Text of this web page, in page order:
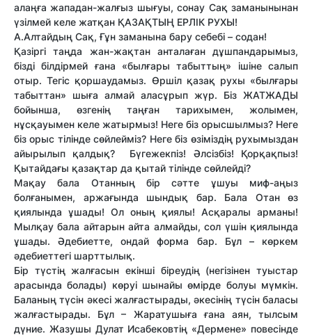
алаңға жападан-жалғыз шығуы, сонау Сақ заманынынан
үзілмей келе жатқан ҚАЗАҚТЫҢ ЕРЛІК РУХЫ!
А.Алтайдың Сақ, Ғұн заманына бару себебі – содан!
Қазіргі таңда жан-жақтан анталаған дұшпандарымыз,
бізді білдірмей ғана «былғары табыттың» ішіне салып
отыр. Тегіс қоршаудамыз. Өршіл қазақ рухы «былғары
табыттан» шыға алмай аласұрып жүр. Біз ЖАТЖАДЫ
бойынша, өзгенің таңған тарихымен, жолымен,
нұсқауымен келе жатырмыз! Неге біз орысшылмыз? Неге
біз орыс тілінде сөйлейміз? Неге біз өзіміздің рухымыздан
айырылып қалдық? Бүгежекпіз! Әлсізбіз! Қорқақпыз!
Қытайдағы қазақтар да қытай тілінде сөйлейді?
Мақау бала Отанның бір сәтте ұшуы миф-аңыз
болғанымен, аржағында шындық бар. Бала Отан өз
қиялында ұшады! Ол оның қиялы! Асқаралы арманы!
Мылқау бала айтарын айта алмайды, сол үшін қиялында
ұшады. Әдебиетте, ондай форма бар. Бұл – көркем
әдебиеттегі шарттылық.
Бір түстің жалғасын екінші біреудің (негізінен туыстар
арасында болады) көруі шынайы өмірде болуы мүмкін.
Баланың түсін әкесі жалғастырады, әкесінің түсін баласы
жалғастырады. Бұл – Жаратушыға ғана аян, тылсым
дүние. Жазушы Дулат Исабековтің «Дермене» повесінде